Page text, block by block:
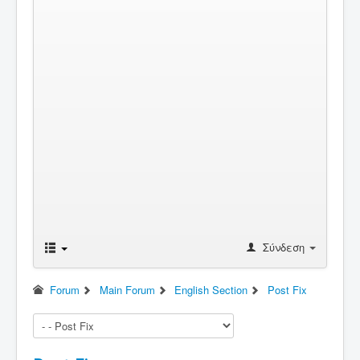
Σύνδεση
Forum Main Forum English Section Post Fix